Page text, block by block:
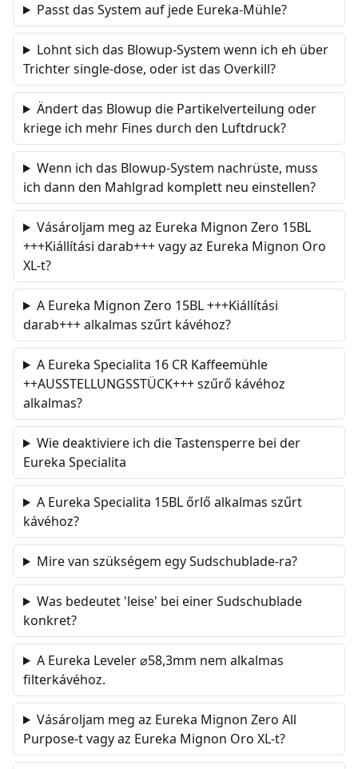
Passt das System auf jede Eureka-Mühle?
Lohnt sich das Blowup-System wenn ich eh über
Trichter single-dose, oder ist das Overkill?
Ändert das Blowup die Partikelverteilung oder
kriege ich mehr Fines durch den Luftdruck?
Wenn ich das Blowup-System nachrüste, muss
ich dann den Mahlgrad komplett neu einstellen?
Vásároljam meg az Eureka Mignon Zero 15BL
+++Kiállítási darab+++ vagy az Eureka Mignon Oro
XL-t?
A Eureka Mignon Zero 15BL +++Kiállítási
darab+++ alkalmas szűrt kávéhoz?
A Eureka Specialita 16 CR Kaffeemühle
++AUSSTELLUNGSSTÜCK+++ szűrő kávéhoz
alkalmas?
Wie deaktiviere ich die Tastensperre bei der
Eureka Specialita
A Eureka Specialita 15BL őrlő alkalmas szűrt
kávéhoz?
Mire van szükségem egy Sudschublade-ra?
Was bedeutet 'leise' bei einer Sudschublade
konkret?
A Eureka Leveler ⌀58,3mm nem alkalmas
filterkávéhoz.
Vásároljam meg az Eureka Mignon Zero All
Purpose-t vagy az Eureka Mignon Oro XL-t?